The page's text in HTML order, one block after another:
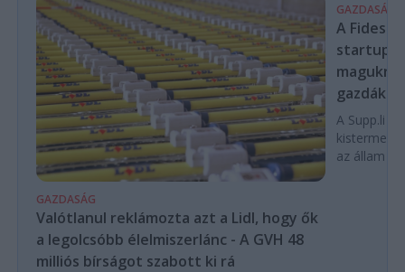
GAZDASÁG
Valótlanul reklámozta azt a Lidl, hogy ők
a legolcsóbb élelmiszerlánc - A GVH 48
milliós bírságot szabott ki rá
GAZDASÁG
A
magukra
gazdákat
A Supp.li
az állam